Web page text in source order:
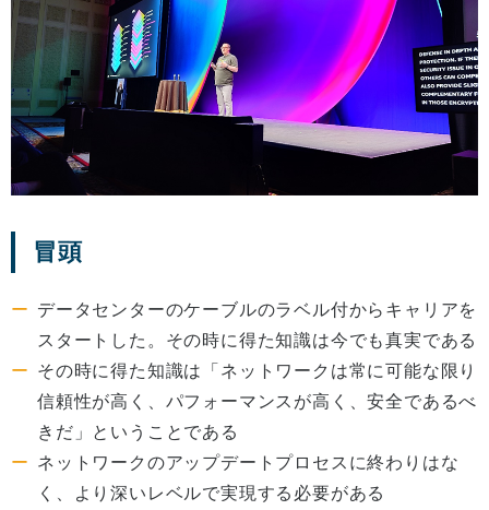
冒頭
データセンターのケーブルのラベル付からキャリアを
スタートした。その時に得た知識は今でも真実である
その時に得た知識は「ネットワークは常に可能な限り
信頼性が高く、パフォーマンスが高く、安全であるべ
きだ」ということである
ネットワークのアップデートプロセスに終わりはな
く、より深いレベルで実現する必要がある